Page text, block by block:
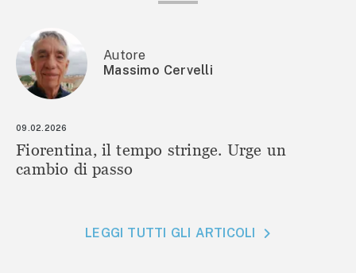
Autore
Massimo Cervelli
09.02.2026
Fiorentina, il tempo stringe. Urge un
cambio di passo
LEGGI TUTTI GLI ARTICOLI